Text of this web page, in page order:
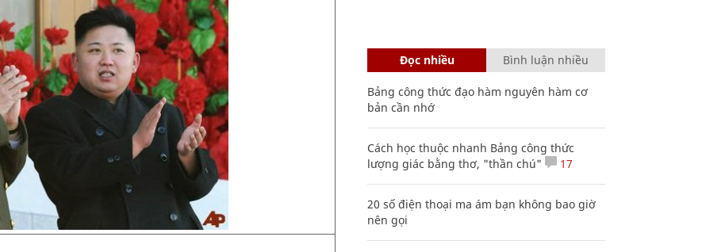
Đọc nhiều Bình luận nhiều
Bảng công thức đạo hàm nguyên hàm cơ
bản cần nhớ
Cách học thuộc nhanh Bảng công thức
lượng giác bằng thơ, "thần chú"
17
20 số điện thoại ma ám bạn không bao giờ
nên gọi